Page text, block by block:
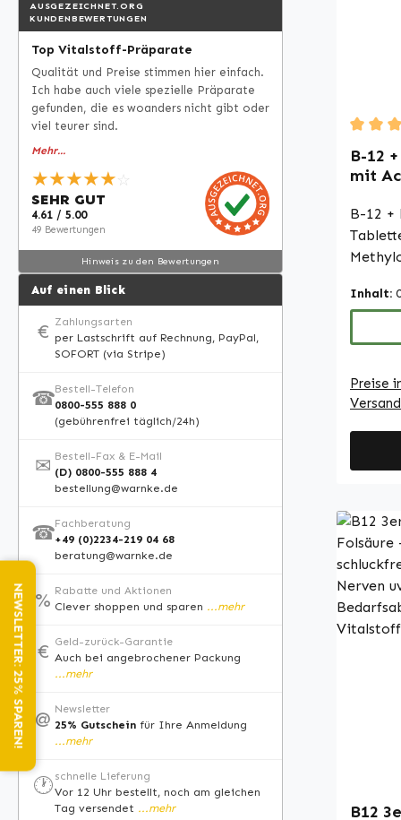
NEWSLETTER: 25% SPAREN!
AUSGEZEICHNET.ORG
KUNDENBEWERTUNGEN
Top Vitalstoff-Präparate
Qualität und Preise stimmen hier einfach.
Ich habe auch viele spezielle Präparate
gefunden, die es woanders nicht gibt oder
viel teurer sind.
Mehr...
★★★★★☆
SEHR GUT
4.61 / 5.00
49 Bewertungen
Hinweis zu den Bewertungen
Auf einen Blick
€ Zahlungsarten
per Lastschrift auf Rechnung, PayPal,
SOFORT (via Stripe)
☎Bestell-Telefon
0800-555 888 0
(gebührenfrei täglich/24h)
✉ Bestell-Fax & E-Mail
(D) 0800-555 888 4
bestellung@warnke.de
☎Fachberatung
+49 (0)2234-219 04 68
beratung@warnke.de
% Rabatte und Aktionen
Clever shoppen und sparen ...mehr
€ Geld-zurück-Garantie
Auch bei angebrochener Packung
...mehr
@ Newsletter
25% Gutschein für Ihre Anmeldung
...mehr
🕐 schnelle Lieferung
Vor 12 Uhr bestellt, noch am gleichen
Tag versendet ...mehr
B-12
mit
uvm. |
B-12 +
100
bei
Inhalt:
Preise
B12